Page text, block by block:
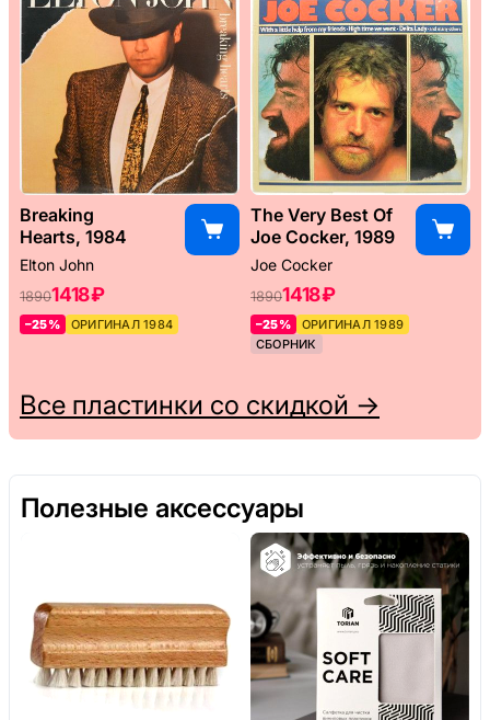
Breaking
Hearts, 1984
Elton John
18901418 ₽
–25% ОРИГИНАЛ 1984
The Very Best Of
Joe Cocker, 1989
Joe Cocker
18901418 ₽
–25%
ОРИГИНАЛ 1989
СБОРНИК
Все пластинки со скидкой →
Полезные аксессуары